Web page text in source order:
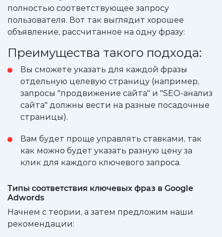
полностью соответствующее запросу
пользователя. Вот так выглядит хорошее
объявление, рассчитанное на одну фразу:
Преимущества такого подхода:
Вы сможете указать для каждой фразы
отдельную целевую страницу (например,
запросы "продвижение сайта" и "SEO-анализ
сайта" должны вести на разные посадочные
страницы).
Вам будет проще управлять ставками, так
как можно будет указать разную цену за
клик для каждого ключевого запроса.
Типы соответствия ключевых фраз в Google
Adwords
Начнем с теории, а затем предложим наши
рекомендации: